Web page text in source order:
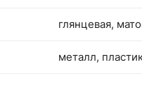
глянцевая,
металл,